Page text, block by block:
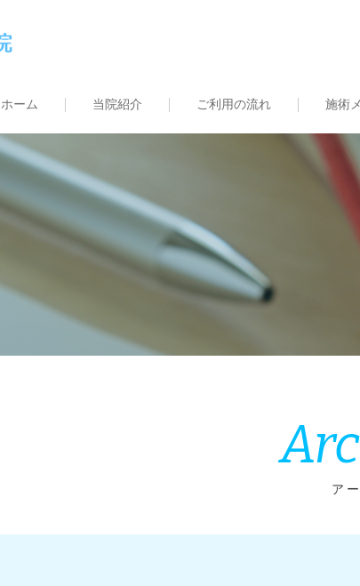
ホーム 当院紹介 ご利用の流れ 施術
ア